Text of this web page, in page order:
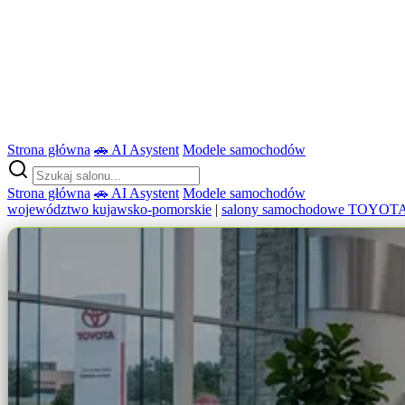
Strona główna 🚗 AI Asystent Modele samochodów
Strona główna 🚗 AI Asystent Modele samochodów
województwo kujawsko-pomorskie | salony samochodowe